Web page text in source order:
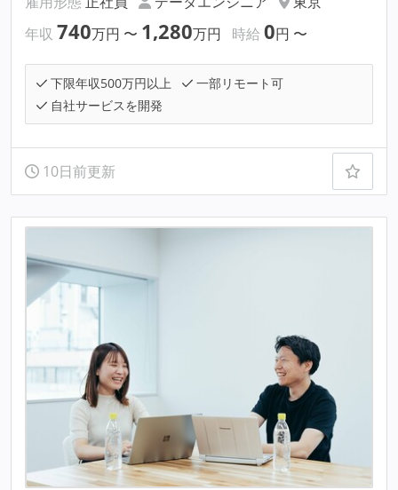
年収 740万円 〜 1,280万円 時給 0円 〜
下限年収500万円以上
一部リモート可
自社サービスを開発
10日前更新